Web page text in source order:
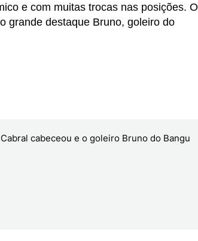
e com muitas trocas nas posições. O
grande destaque Bruno, goleiro do
cabeceou e o goleiro Bruno do Bangu